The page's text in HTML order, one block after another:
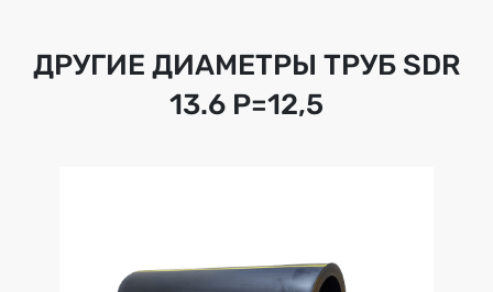
ДРУГИЕ ДИАМЕТРЫ ТРУБ SDR
13.6 Р=12,5